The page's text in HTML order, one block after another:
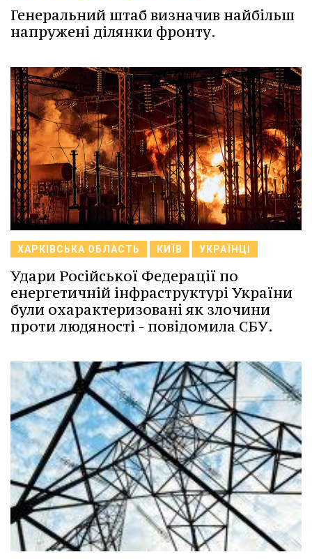
Генеральний штаб визначив найбільш
напружені ділянки фронту.
ХАРКІВСЬКА ОБЛАСТЬ КИЇВ УКРАЇНЦІ
Удари Російської Федерації по
енергетичній інфраструктурі України
були охарактеризовані як злочини
проти людяності - повідомила СБУ.